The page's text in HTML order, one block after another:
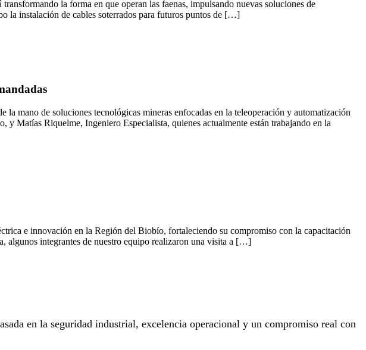
la forma en que operan las faenas, impulsando nuevas soluciones de
la instalación de cables soterrados para futuros puntos de […]
mano de soluciones tecnológicas mineras enfocadas en la teleoperación y automatización
Matías Riquelme, Ingeniero Especialista, quienes actualmente están trabajando en la
e innovación en la Región del Biobío, fortaleciendo su compromiso con la capacitación
algunos integrantes de nuestro equipo realizaron una visita a […]
en la seguridad industrial, excelencia operacional y un compromiso real con